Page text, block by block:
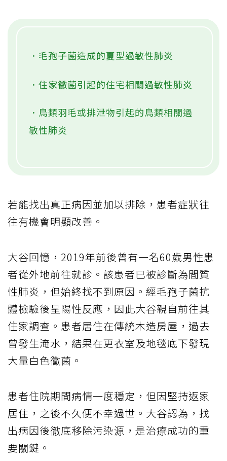
．毛孢子菌造成的夏型過敏性肺炎
．住家黴菌引起的住宅相關過敏性肺炎
．鳥類羽毛或排泄物引起的鳥類相關過
敏性肺炎
若能找出真正病因並加以排除，患者症狀往
往有機會明顯改善。
大谷回憶，2019年前後曾有一名60歲男性患
者從外地前往就診。該患者已被診斷為間質
性肺炎，但始終找不到原因。經毛孢子菌抗
體檢驗後呈陽性反應，因此大谷親自前往其
住家調查。患者居住在傳統木造房屋，過去
曾發生淹水，結果在更衣室及地毯底下發現
大量白色黴菌。
患者住院期間病情一度穩定，但因堅持返家
居住，之後不久便不幸過世。大谷認為，找
出病因後徹底移除污染源，是治療成功的重
要關鍵。